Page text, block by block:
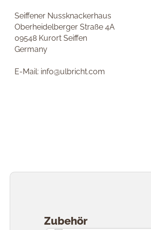
Seiffener Nussknackerhaus
Oberheidelberger Straße 4A
09548 Kurort Seiffen
Germany
E-Mail: info@ulbricht.com
Zubehör